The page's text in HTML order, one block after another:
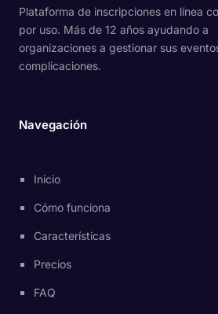
Plataforma de inscripciones en línea
por uso. Más de 12 años ayudando a
organizaciones a gestionar sus
complicaciones.
Navegación
Inicio
Cómo funciona
Características
Precios
FAQ